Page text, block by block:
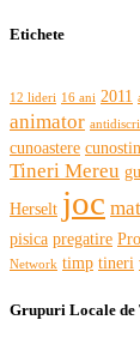
Etichete
12 lideri 16 ani 2011
animator
cunoastere
Tineri Mereu
Herselt joc
pisica pregatire
Network timp tineri
Grupuri Locale de